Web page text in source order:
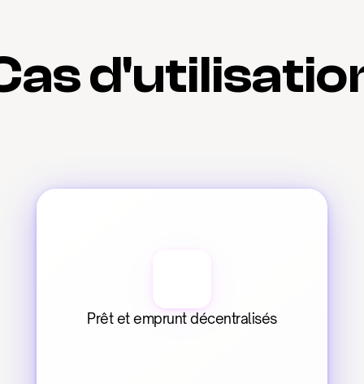
Prêt et emprunt décentralisés